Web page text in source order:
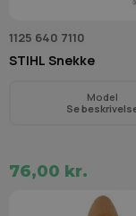
1125 640 7110
STIHL Snekke
Model
Se
76,00 kr.